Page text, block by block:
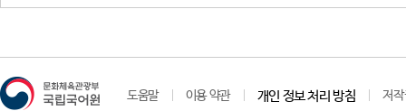
도움말 이용 약관 개인 정보 처리 방침 저